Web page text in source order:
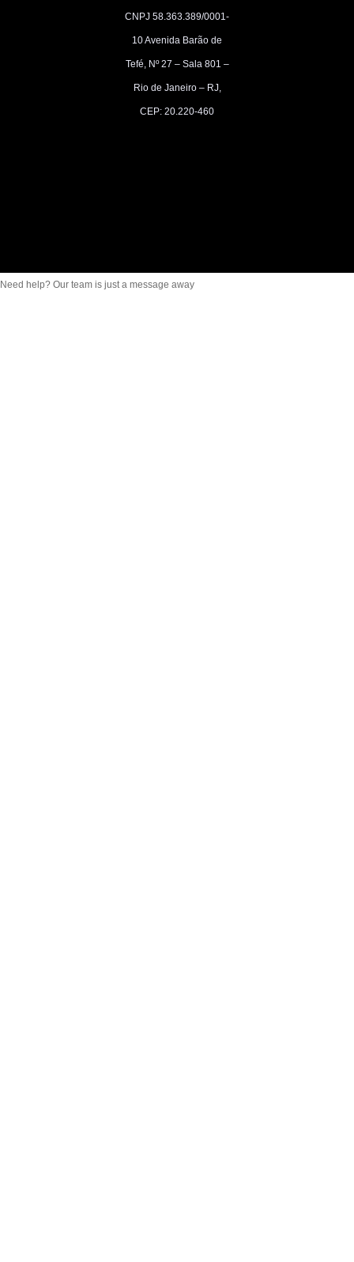
CNPJ 58.363.389/0001-
10Avenida Barão de
Tefé, Nº 27 – Sala 801 –
Rio de Janeiro – RJ,
CEP: 20.220-460
Need help? Our team is just a message away